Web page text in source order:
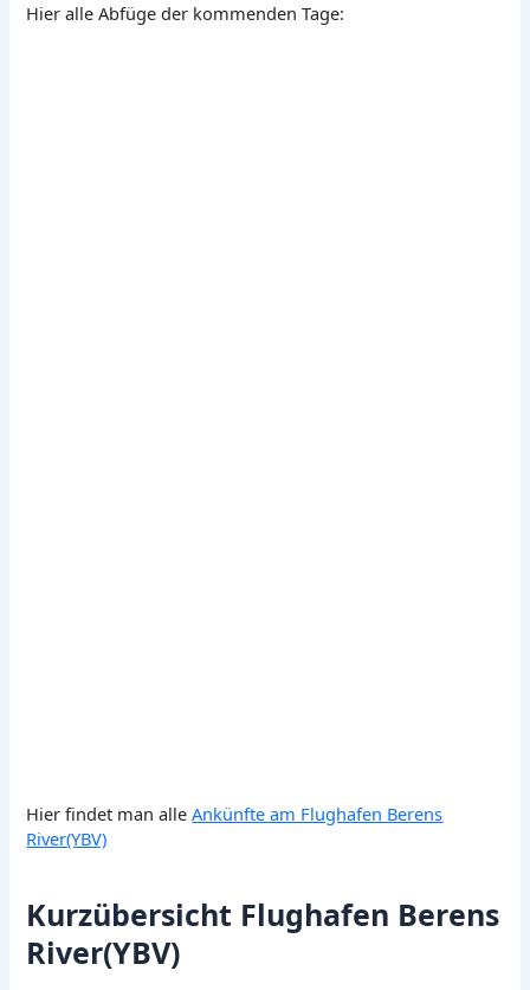
Hier alle Abfüge der kommenden Tage:
Hier findet man alleAnkünfte am Flughafen Berens
River(YBV)
Kurzübersicht Flughafen Berens
River(YBV)